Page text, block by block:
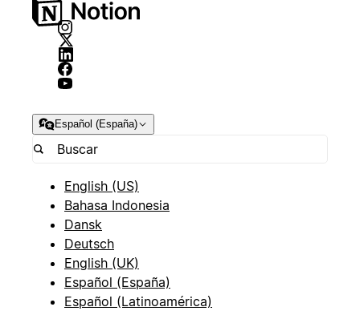
Español (España)
English (US)
Bahasa Indonesia
Dansk
Deutsch
English (UK)
Español (España)
Español (Latinoamérica)